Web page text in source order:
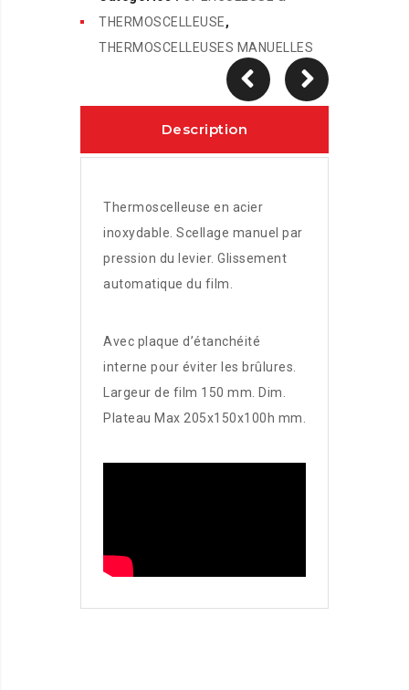
THERMOSCELLEUSE,
THERMOSCELLEUSES MANUELLES
Description
Thermoscelleuse en acier
inoxydable. Scellage manuel par
pression du levier. Glissement
automatique du film.
Avec plaque d’étanchéité
interne pour éviter les brûlures.
Largeur de film 150 mm. Dim.
Plateau Max 205x150x100h mm.